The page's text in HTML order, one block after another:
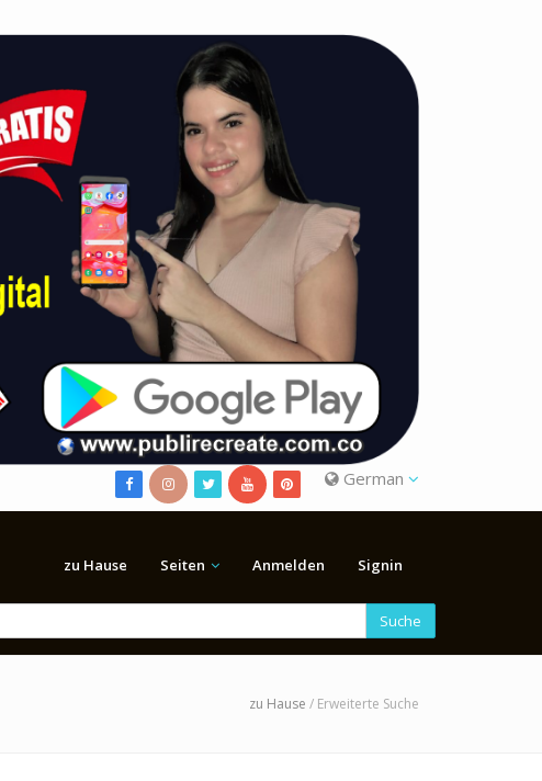
German
zu Hause Seiten Anmelden Signin
Suche
zu Hause / Erweiterte Suche